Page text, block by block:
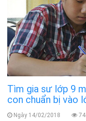
Tìm gia sư lớp 9
con chuẩn bị vào
Ngày 14/02/2018